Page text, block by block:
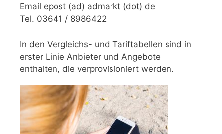
Email epost (ad) admarkt (dot) de
Tel. 03641 / 8986422
In den Vergleichs- und Tariftabellen sind in
erster Linie Anbieter und Angebote
enthalten, die verprovisioniert werden.